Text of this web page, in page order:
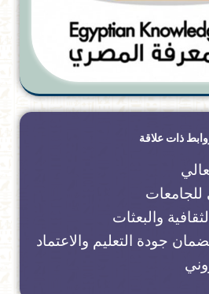
ذات علاقة
للجامعات
والبعثات
جودة التعليم والاعتماد